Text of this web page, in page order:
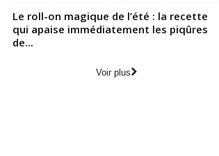
Le roll-on magique de l’été : la recette
qui apaise immédiatement les piqûres
de...
Voir plus